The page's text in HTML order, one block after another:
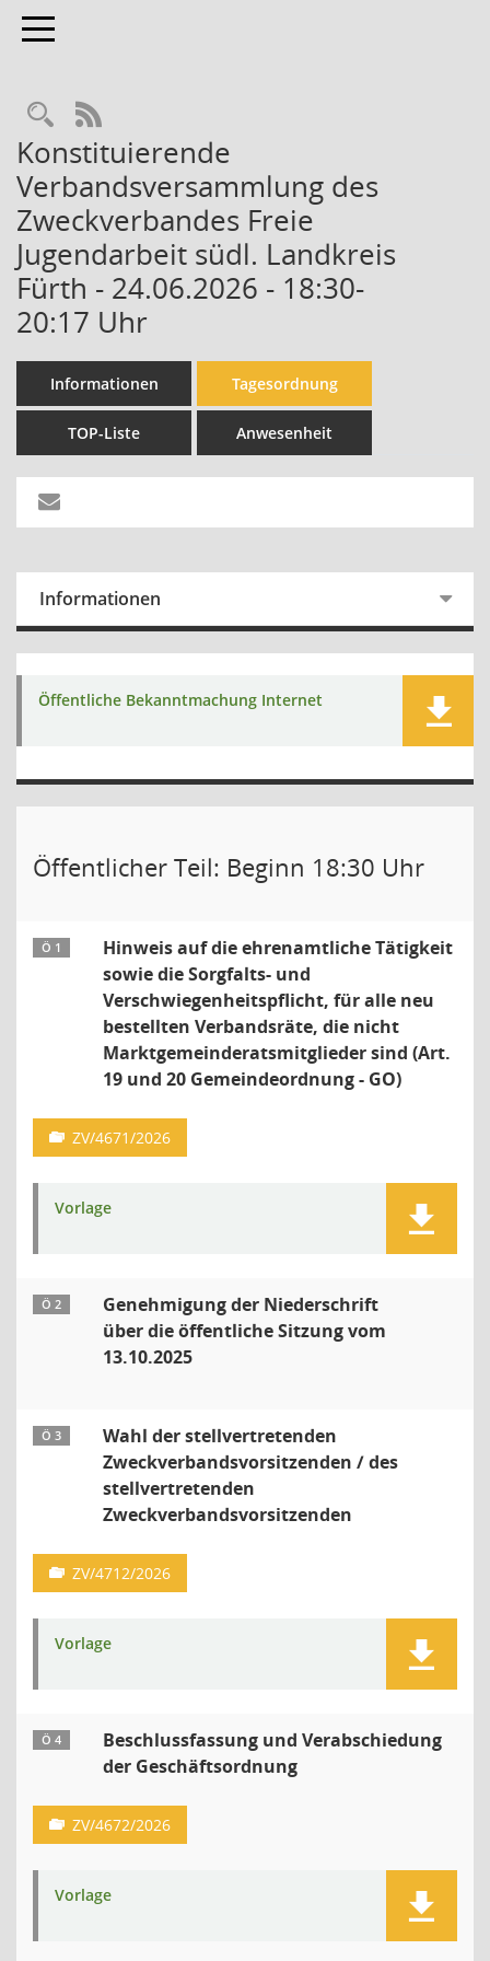
Toggle navigation
Rechercheauswahl
RSS-Feed
Konstituierende
Verbandsversammlung des
Zweckverbandes Freie
Jugendarbeit südl. Landkreis
Fürth - 24.06.2026 - 18:30-
20:17 Uhr
Informationen Tagesordnung
TOP-Liste Anwesenheit
Informationen
Öffentliche Bekanntmachung Internet
Öffentlicher Teil: Beginn 18:30 Uhr
Ö 1
Hinweis auf die ehrenamtliche Tätigkeit
sowie die Sorgfalts- und
Verschwiegenheitspflicht, für alle neu
bestellten Verbandsräte, die nicht
Marktgemeinderatsmitglieder sind (Art.
19 und 20 Gemeindeordnung - GO)
ZV/4671/2026
Vorlage
Ö 2
Genehmigung der Niederschrift
über die öffentliche Sitzung vom
13.10.2025
Ö 3
Wahl der stellvertretenden
Zweckverbandsvorsitzenden / des
stellvertretenden
Zweckverbandsvorsitzenden
ZV/4712/2026
Vorlage
Ö 4
Beschlussfassung und Verabschiedung
der Geschäftsordnung
ZV/4672/2026
Vorlage